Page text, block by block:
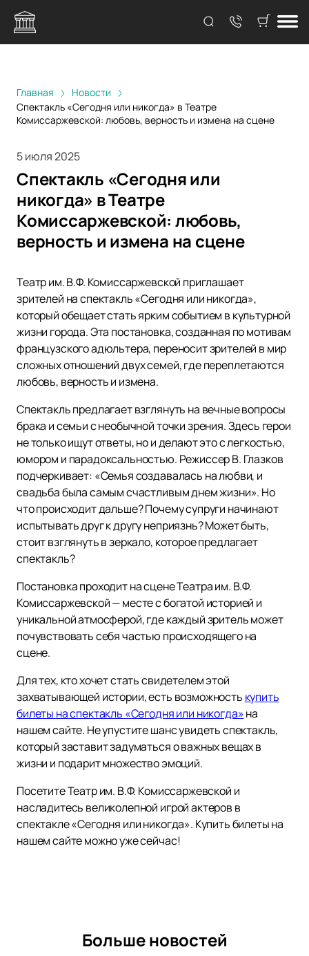
Главная
Новости
Спектакль «Сегодня или никогда» в Театре
Комиссаржевской: любовь, верность и измена на сцене
5 июля 2025
Спектакль «Сегодня или
никогда» в Театре
Комиссаржевской: любовь,
верность и измена на сцене
Театр им. В.Ф. Комиссаржевской приглашает
зрителей на спектакль «Сегодня или никогда»,
который обещает стать ярким событием в культурной
жизни города. Эта постановка, созданная по мотивам
французского адюльтера, переносит зрителей в мир
сложных отношений двух семей, где переплетаются
любовь, верность и измена.
Спектакль предлагает взглянуть на вечные вопросы
брака и семьи с необычной точки зрения. Здесь герои
не только ищут ответы, но и делают это с легкостью,
юмором и парадоксальностью. Режиссер В. Глазков
подчеркивает: «Семья создавалась на любви, и
свадьба была самым счастливым днем жизни». Но
что происходит дальше? Почему супруги начинают
испытывать друг к другу неприязнь? Может быть,
стоит взглянуть в зеркало, которое предлагает
спектакль?
Постановка проходит на сцене Театра им. В.Ф.
Комиссаржевской — месте с богатой историей и
уникальной атмосферой, где каждый зритель может
почувствовать себя частью происходящего на
сцене.
Для тех, кто хочет стать свидетелем этой
захватывающей истории, есть возможность купить
билеты на спектакль «Сегодня или никогда»на
нашем сайте. Не упустите шанс увидеть спектакль,
который заставит задуматься о важных вещах в
жизни и подарит множество эмоций.
Посетите Театр им. В.Ф. Комиссаржевской и
насладитесь великолепной игрой актеров в
спектакле «Сегодня или никогда». Купить билеты на
нашем сайте можно уже сейчас!
Больше новостей